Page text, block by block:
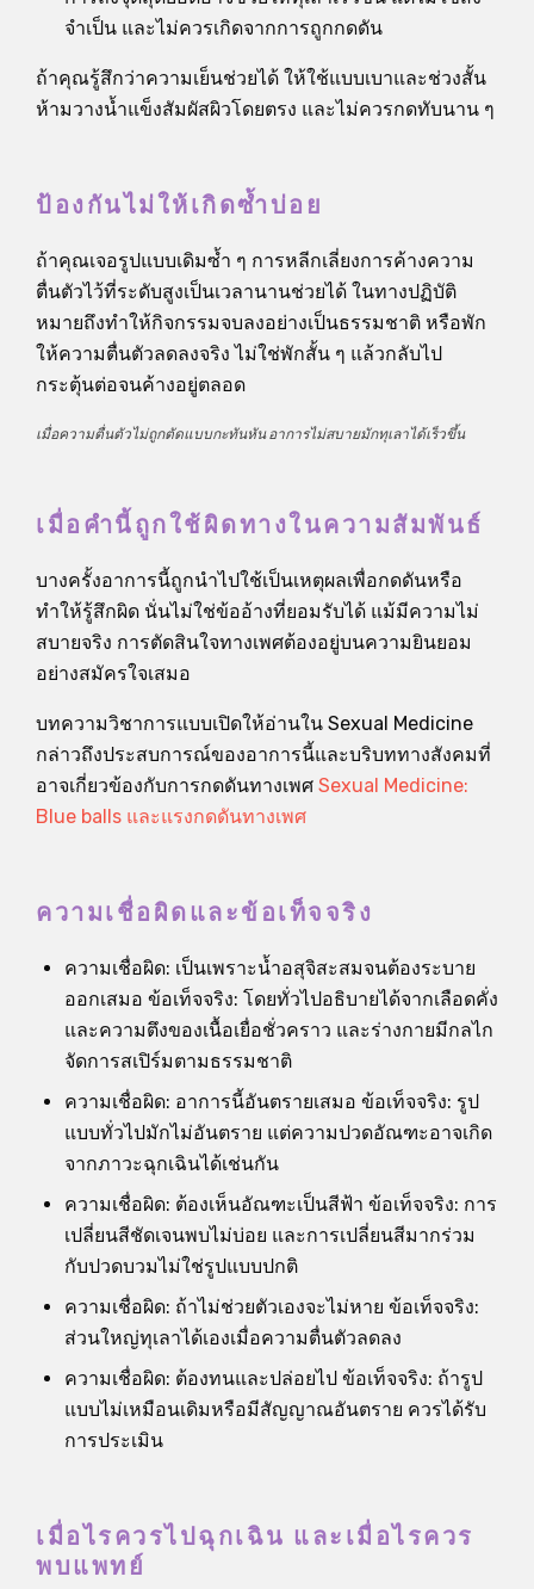
จำเป็น และไม่ควรเกิดจากการถูกกดดัน
ถ้าคุณรู้สึกว่าความเย็นช่วยได้ ให้ใช้แบบเบาและช่วงสั้น
ห้ามวางน้ำแข็งสัมผัสผิวโดยตรง และไม่ควรกดทับนาน ๆ
ป้องกันไม่ให้เกิดซ้ำบ่อย
ถ้าคุณเจอรูปแบบเดิมซ้ำ ๆ การหลีกเลี่ยงการค้างความ
ตื่นตัวไว้ที่ระดับสูงเป็นเวลานานช่วยได้ ในทางปฏิบัติ
หมายถึงทำให้กิจกรรมจบลงอย่างเป็นธรรมชาติ หรือพัก
ให้ความตื่นตัวลดลงจริง ไม่ใช่พักสั้น ๆ แล้วกลับไป
กระตุ้นต่อจนค้างอยู่ตลอด
เมื่อความตื่นตัวไม่ถูกตัดแบบกะทันหัน อาการไม่สบายมักทุเลาได้เร็วขึ้น
เมื่อคำนี้ถูกใช้ผิดทางในความสัมพันธ์
บางครั้งอาการนี้ถูกนำไปใช้เป็นเหตุผลเพื่อกดดันหรือ
ทำให้รู้สึกผิด นั่นไม่ใช่ข้ออ้างที่ยอมรับได้ แม้มีความไม่
สบายจริง การตัดสินใจทางเพศต้องอยู่บนความยินยอม
อย่างสมัครใจเสมอ
บทความวิชาการแบบเปิดให้อ่านใน Sexual Medicine
กล่าวถึงประสบการณ์ของอาการนี้และบริบททางสังคมที่
อาจเกี่ยวข้องกับการกดดันทางเพศ Sexual Medicine:
Blue balls และแรงกดดันทางเพศ
ความเชื่อผิดและข้อเท็จจริง
ความเชื่อผิด: เป็นเพราะน้ำอสุจิสะสมจนต้องระบาย
ออกเสมอ ข้อเท็จจริง: โดยทั่วไปอธิบายได้จากเลือดคั่ง
และความตึงของเนื้อเยื่อชั่วคราว และร่างกายมีกลไก
จัดการสเปิร์มตามธรรมชาติ
ความเชื่อผิด: อาการนี้อันตรายเสมอ ข้อเท็จจริง: รูป
แบบทั่วไปมักไม่อันตราย แต่ความปวดอัณฑะอาจเกิด
จากภาวะฉุกเฉินได้เช่นกัน
ความเชื่อผิด: ต้องเห็นอัณฑะเป็นสีฟ้า ข้อเท็จจริง: การ
เปลี่ยนสีชัดเจนพบไม่บ่อย และการเปลี่ยนสีมากร่วม
กับปวดบวมไม่ใช่รูปแบบปกติ
ความเชื่อผิด: ถ้าไม่ช่วยตัวเองจะไม่หาย ข้อเท็จจริง:
ส่วนใหญ่ทุเลาได้เองเมื่อความตื่นตัวลดลง
ความเชื่อผิด: ต้องทนและปล่อยไป ข้อเท็จจริง: ถ้ารูป
แบบไม่เหมือนเดิมหรือมีสัญญาณอันตราย ควรได้รับ
การประเมิน
เมื่อไรควรไปฉุกเฉิน และเมื่อไรควร
พบแพทย์